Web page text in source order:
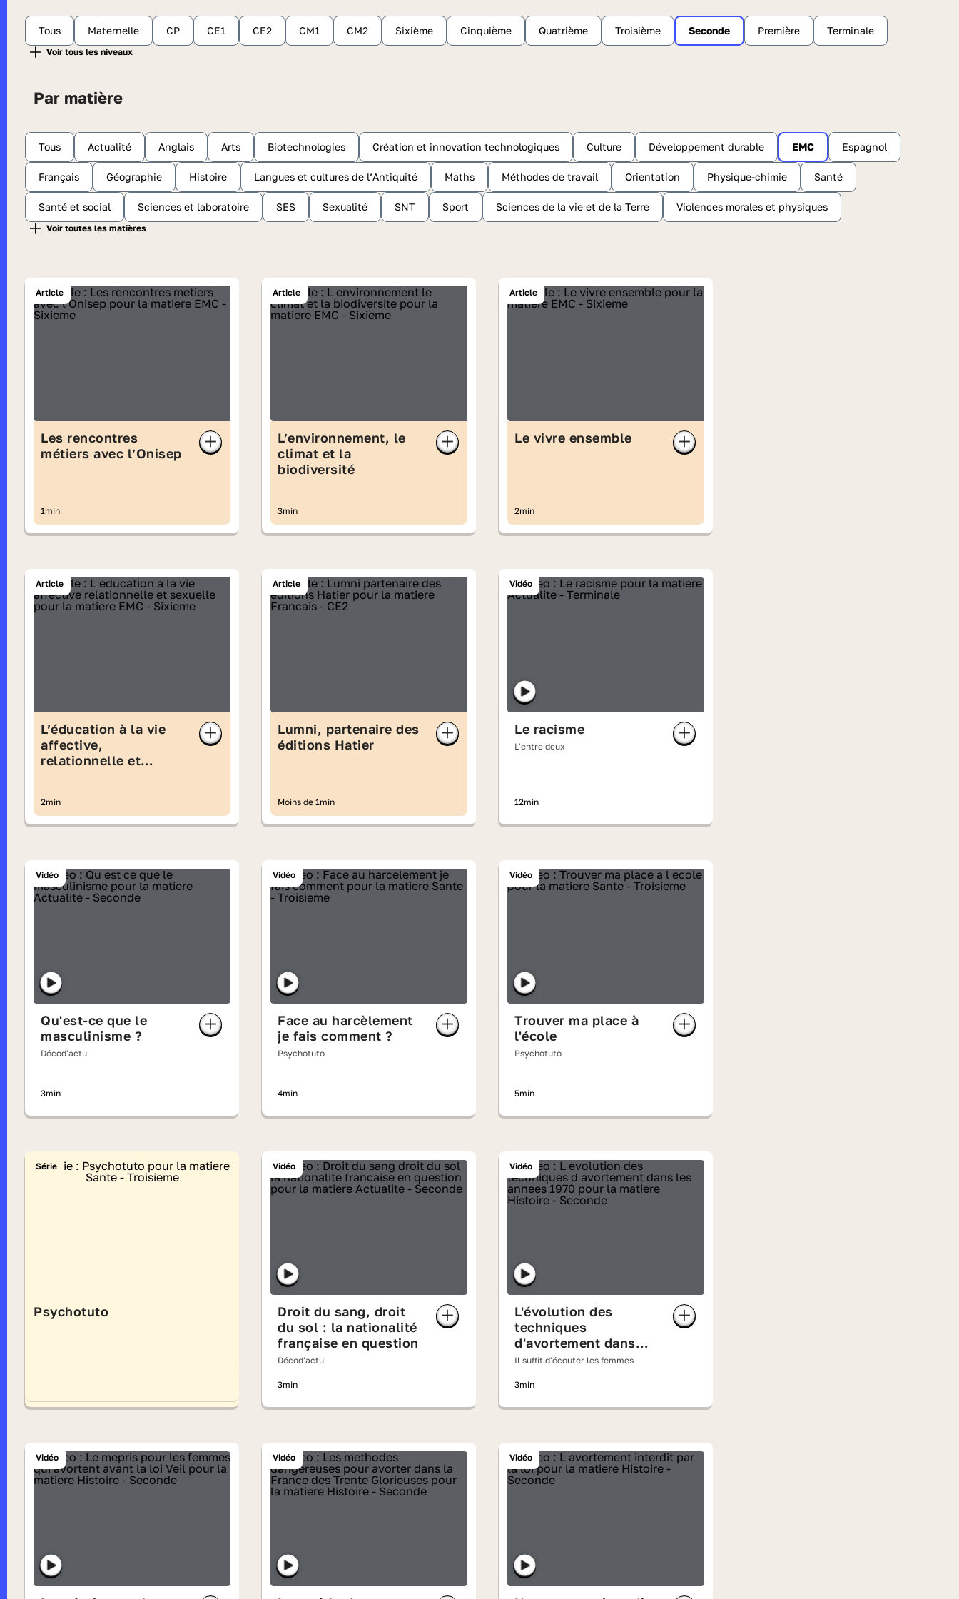
Tous Maternelle CP CE1 CE2 CM1 CM2 Sixième Cinquième Quatrième Troisième Seconde Première Terminale
Par matière
Tous Actualité Anglais Arts Biotechnologies Création et innovation technologiques Culture Développement durable EMC Espagnol
Français Géographie Histoire Langues et cultures de l’Antiquité Maths Méthodes de travail Orientation Physique-chimie Santé
Santé et social Sciences et laboratoire SES Sexualité SNT Sport Sciences de la vie et de la Terre Violences morales et physiques
Article
Les rencontres
métiers avec l’Onisep
1min
Article
L’environnement, le
climat et la
biodiversité
3min
Article
Le vivre ensemble
2min
Article
L’éducation à la vie
affective,
relationnelle et
2min
Article
Lumni, partenaire des
éditions Hatier
Moins de 1min
Vidéo
Le racisme
L'entre deux
12min
Vidéo
Qu'est-ce que le
masculinisme ?
Décod'actu
3min
Vidéo
Face au harcèlement
je fais comment ?
Psychotuto
4min
Vidéo
Trouver ma place à
l'école
Psychotuto
5min
Série
Psychotuto
Vidéo
Droit du sang, droit
du sol : la nationalité
française en question
Décod'actu
3min
Vidéo
L'évolution des
techniques
d'avortement dans
les années 1970
Il suffit d'écouter les femmes
3min
Vidéo Vidéo Vidéo